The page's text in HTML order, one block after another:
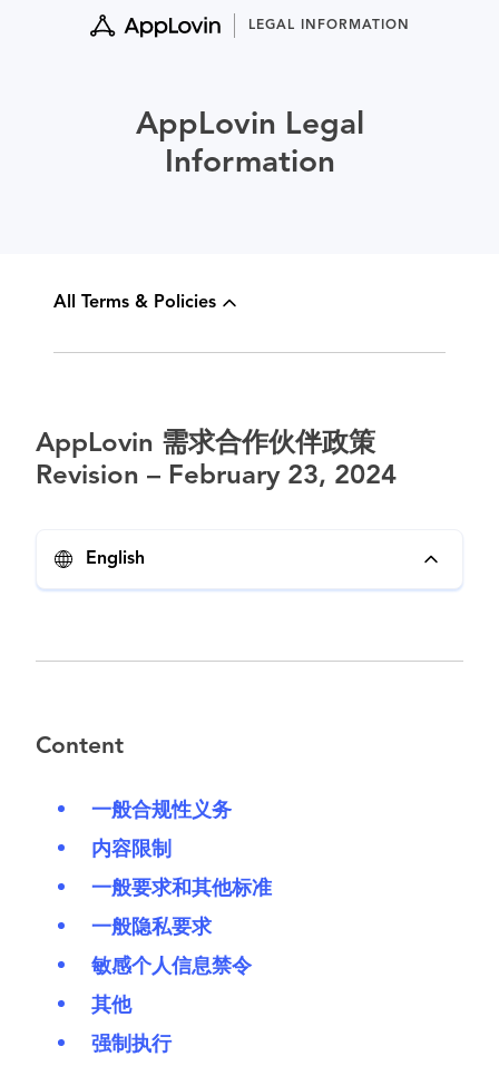
LEGAL INFORMATION
AppLovin Legal
Information
All Terms & Policies
AppLovin 需求合作伙伴政策
Revision – February 23, 2024
English
Content
一般合规性义务
内容限制
一般要求和其他标准
一般隐私要求
敏感个人信息禁令
其他
强制执行